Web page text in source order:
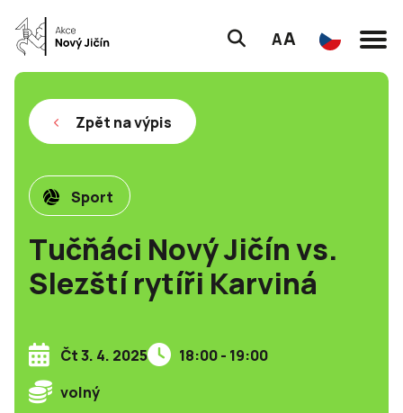
AA
Zpět na výpis
Sport
Tučňáci Nový Jičín vs.
Slezští rytíři Karviná
Čt 3. 4. 2025
18:00 - 19:00
volný